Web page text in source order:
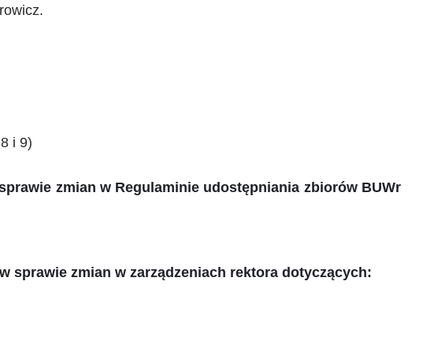
i 9)
zmian w Regulaminie udostępniania zbiorów BUWr
sprawie zmian w zarządzeniach rektora dotyczących: